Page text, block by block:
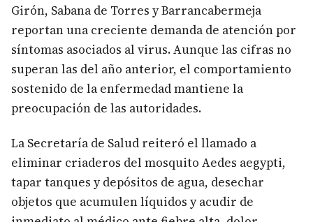
Girón, Sabana de Torres y Barrancabermeja
reportan una creciente demanda de atención por
síntomas asociados al virus. Aunque las cifras no
superan las del año anterior, el comportamiento
sostenido de la enfermedad mantiene la
preocupación de las autoridades.
La Secretaría de Salud reiteró el llamado a
eliminar criaderos del mosquito Aedes aegypti,
tapar tanques y depósitos de agua, desechar
objetos que acumulen líquidos y acudir de